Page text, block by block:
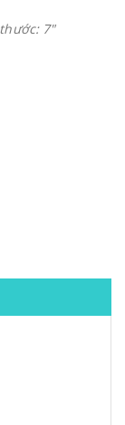
7"